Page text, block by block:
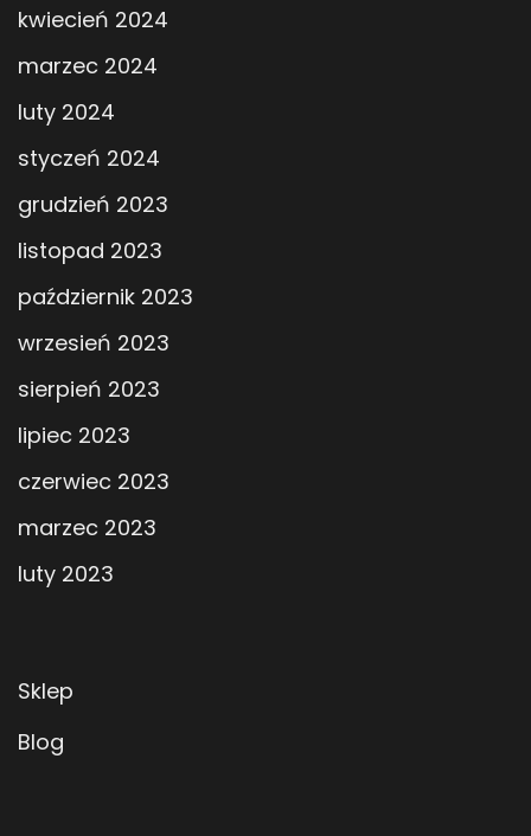
kwiecień 2024
marzec 2024
luty 2024
styczeń 2024
grudzień 2023
listopad 2023
październik 2023
wrzesień 2023
sierpień 2023
lipiec 2023
czerwiec 2023
marzec 2023
luty 2023
Sklep
Blog